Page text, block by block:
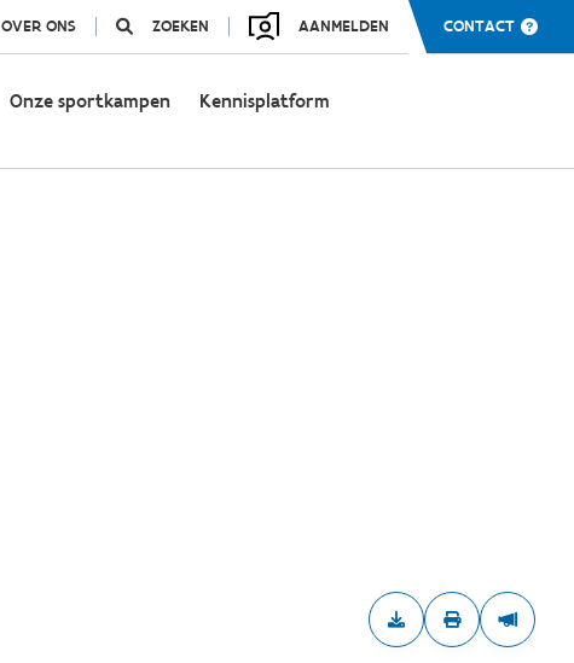
OVER ONS ZOEKEN AANMELDEN CONTACT
Onze sportkampen Kennisplatform